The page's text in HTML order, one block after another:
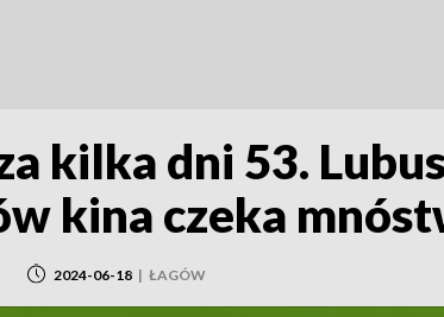
kilka dni 53.
kina czeka
2024-06-18 | ŁAGÓW